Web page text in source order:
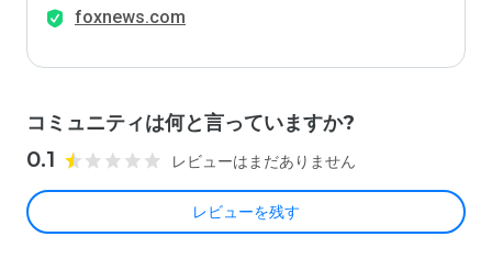
foxnews.com
コミュニティは何と言っていますか?
0.1 レビューはまだありません
レビューを残す